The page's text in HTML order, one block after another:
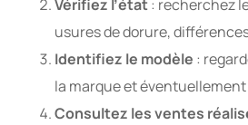
Vérifiez l’état: recherchez
usures de dorure,
Identifiez le modèle :
la marque et éventuellement
Consultez les ventes